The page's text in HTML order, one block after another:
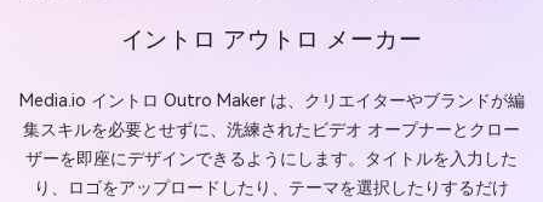
イントロ アウトロ メーカー
Media.io イントロ Outro Maker は、クリエイターやブランドが編
集スキルを必要とせずに、洗練されたビデオ オープナーとクロー
ザーを即座にデザインできるようにします。タイトルを入力した
り、ロゴをアップロードしたり、テーマを選択したりするだけ